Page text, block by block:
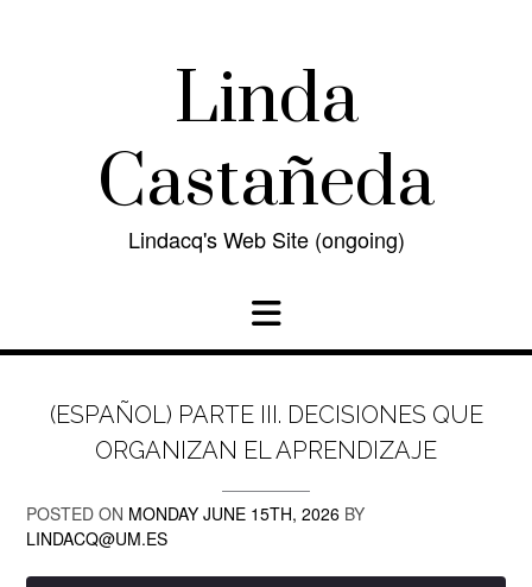
Linda
Castañeda
Lindacq's Web Site (ongoing)
(ESPAÑOL) PARTE III. DECISIONES QUE
ORGANIZAN EL APRENDIZAJE
POSTED ON MONDAY JUNE 15TH, 2026 BY
LINDACQ@UM.ES